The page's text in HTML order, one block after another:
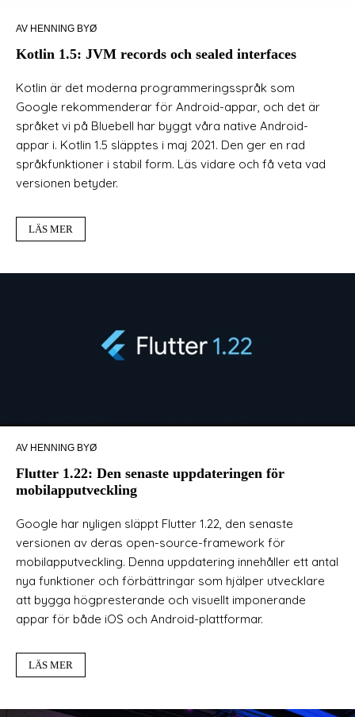
AV HENNING BYØ
Kotlin 1.5: JVM records och sealed interfaces
Kotlin är det moderna programmeringsspråk som
Google rekommenderar för Android-appar, och det är
språket vi på Bluebell har byggt våra native Android-
appar i. Kotlin 1.5 släpptes i maj 2021. Den ger en rad
språkfunktioner i stabil form. Läs vidare och få veta vad
versionen betyder.
LÄS MER
AV HENNING BYØ
Flutter 1.22: Den senaste uppdateringen för
mobilapputveckling
Google har nyligen släppt Flutter 1.22, den senaste
versionen av deras open-source-framework för
mobilapputveckling. Denna uppdatering innehåller ett antal
nya funktioner och förbättringar som hjälper utvecklare
att bygga högpresterande och visuellt imponerande
appar för både iOS och Android-plattformar.
LÄS MER